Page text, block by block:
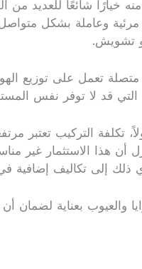
شائعًا للعديد من
وعاملة بشكل
تشويش.
تعمل على توزيع
قد لا توفر نفس
التركيب تعتبر
هذا الاستثمار غير
ذلك إلى تكاليف
والعيوب بعناية لضمان